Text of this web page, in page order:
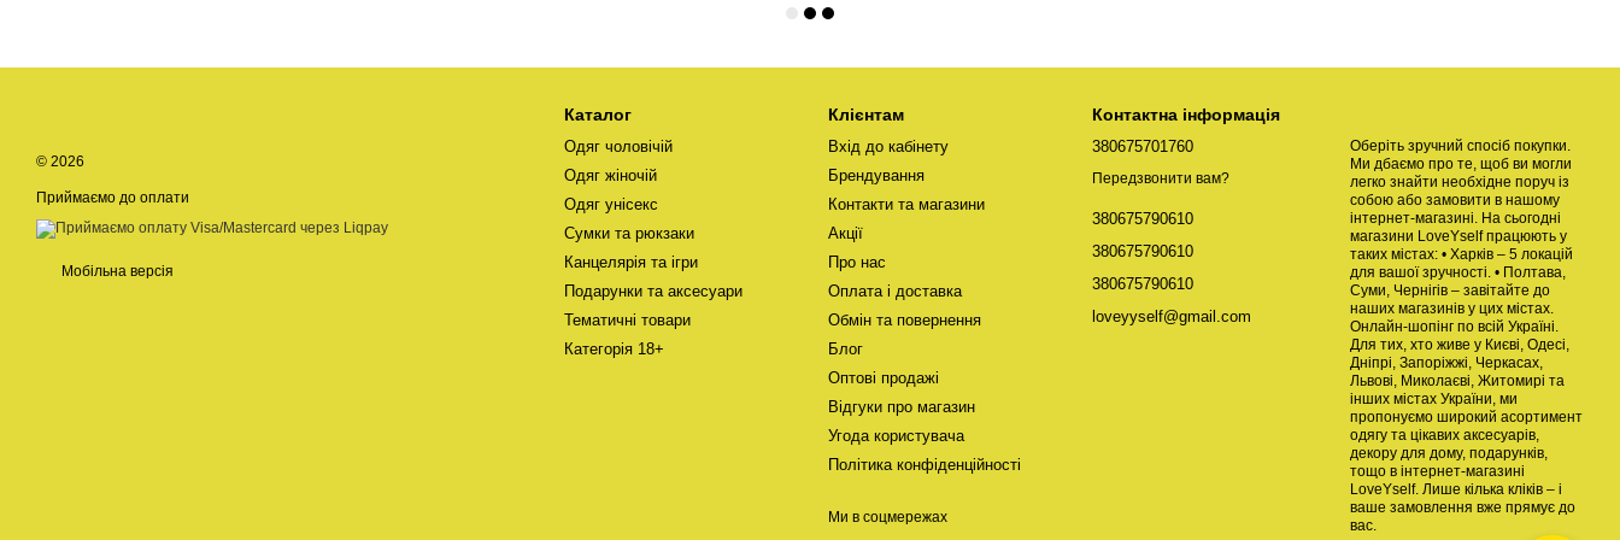
© 2026
Приймаємо до оплати
Мобільна версія
Каталог
Одяг чоловічій
Одяг жіночій
Одяг унісекс
Сумки та рюкзаки
Канцелярія та ігри
Подарунки та аксесуари
Тематичні товари
Категорія 18+
Клієнтам
Вхід до кабінету
Брендування
Контакти та магазини
Акції
Про нас
Оплата і доставка
Обмін та повернення
Блог
Оптові продажі
Відгуки про магазин
Угода користувача
Політика конфіденційності
Ми в соцмережах
Контактна інформація
380675701760
Передзвонити вам?
380675790610
380675790610
380675790610
loveyyself@gmail.com
Оберіть зручний спосіб покупки.
Ми дбаємо про те, щоб ви могли
легко знайти необхідне поруч із
собою або замовити в нашому
інтернет-магазині. На сьогодні
магазини LoveYself працюють у
таких містах: • Харків – 5 локацій
для вашої зручності. • Полтава,
Суми, Чернігів – завітайте до
наших магазинів у цих містах.
Онлайн-шопінг по всій Україні.
Для тих, хто живе у Києві, Одесі,
Дніпрі, Запоріжжі, Черкасах,
Львові, Миколаєві, Житомирі та
інших містах України, ми
пропонуємо широкий асортимент
одягу та цікавих аксесуарів,
декору для дому, подарунків,
тощо в інтернет-магазині
LoveYself. Лише кілька кліків – і
ваше замовлення вже прямує до
вас.